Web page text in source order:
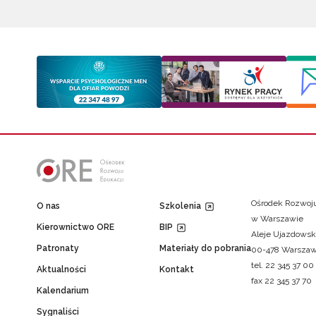
O nas
Kierownictwo ORE
Patronaty
Aktualności
Kalendarium
Sygnaliści
Szkolenia
BIP
Materiały do pobrania
Kontakt
Ośrodek
w Warszawie
Aleje
00-478
tel. 22 345 37 00
fax 22 345 37 70